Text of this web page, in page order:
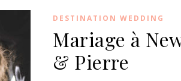
DESTINATION WEDDING
Mariage à
& Pierre